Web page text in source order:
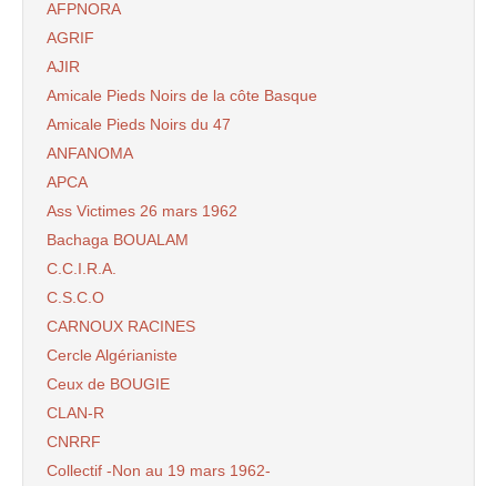
AFPNORA
AGRIF
AJIR
Amicale Pieds Noirs de la côte Basque
Amicale Pieds Noirs du 47
ANFANOMA
APCA
Ass Victimes 26 mars 1962
Bachaga BOUALAM
C.C.I.R.A.
C.S.C.O
CARNOUX RACINES
Cercle Algérianiste
Ceux de BOUGIE
CLAN-R
CNRRF
Collectif -Non au 19 mars 1962-